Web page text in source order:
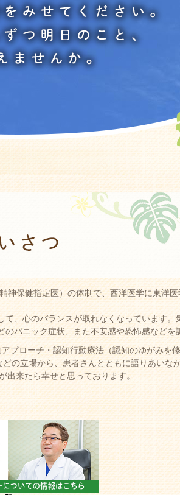
保健指定医）の体制で、西洋医学に東洋
、心のバランスが取れなくなっています
パニック症状、また不安感や恐怖感など
プローチ・認知行動療法（認知のゆがみを
の立場から、患者さんとともに語りあいな
出来たら幸せと思っております。